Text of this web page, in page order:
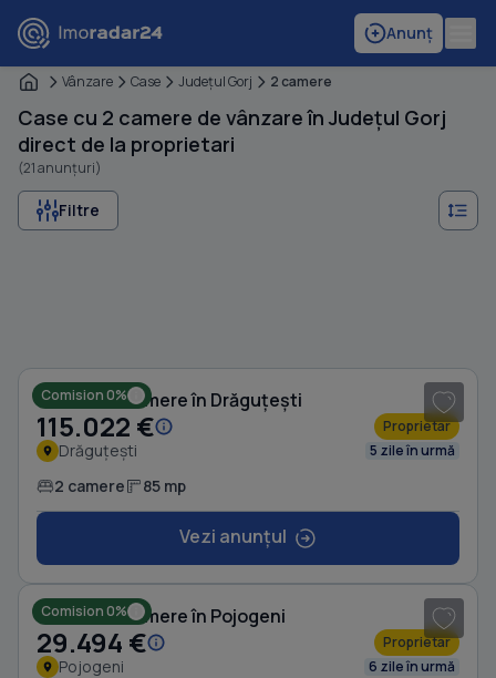
Anunț
Vânzare Case Judeţul Gorj 2 camere
Case cu 2 camere de vânzare în Județul Gorj
direct de la proprietari
(21 anunțuri)
Filtre
Comision 0%
Casă cu 2 camere în Drăguțești
115.022 € Proprietar
Drăguțești 5 zile în urmă
2 camere 85 mp
Vezi anunțul
Comision 0%
Casă cu 2 camere în Pojogeni
29.494 € Proprietar
Pojogeni 6 zile în urmă